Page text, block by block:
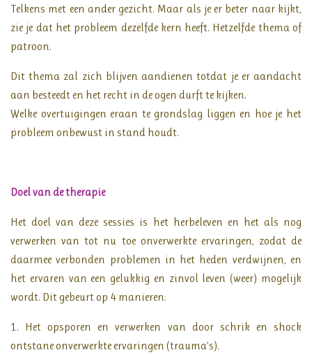
Telkens met een ander gezicht. Maar als je er beter naar kijkt,
zie je dat het probleem dezelfde kern heeft. Hetzelfde thema of
patroon.
Dit thema zal zich blijven aandienen totdat je er aandacht
aan besteedt en het recht in de ogen durft te kijken.
Welke overtuigingen eraan te grondslag liggen en hoe je het
probleem onbewust in stand houdt.
Doel van de therapie
Het doel van deze sessies is het herbeleven en het als nog
verwerken van tot nu toe onverwerkte ervaringen, zodat de
daarmee verbonden problemen in het heden verdwijnen, en
het ervaren van een gelukkig en zinvol leven (weer) mogelijk
wordt. Dit gebeurt op 4 manieren:
1. Het opsporen en verwerken van door schrik en shock
ontstane onverwerkte ervaringen (trauma’s).